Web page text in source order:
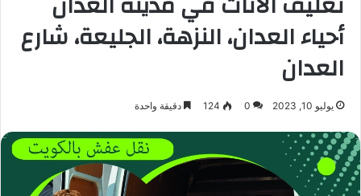
أحياء العدان، النزهة، الجليعة، شارع
العدان
يوليو 10, 2023 0
124 دقيقة واحدة